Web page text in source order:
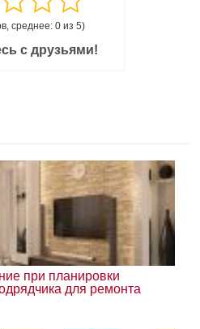
среднее: 0 из 5)
с друзьями!
при планировки
для ремонта